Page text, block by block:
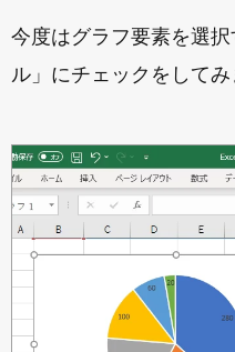
今度はグラフ要素を選
ル」にチェックをしてみ